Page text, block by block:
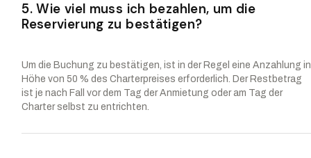
5. Wie viel muss ich bezahlen, um die
Reservierung zu bestätigen?
Um die Buchung zu bestätigen, ist in der Regel eine Anzahlung in
Höhe von 50 % des Charterpreises erforderlich. Der Restbetrag
ist je nach Fall vor dem Tag der Anmietung oder am Tag der
Charter selbst zu entrichten.